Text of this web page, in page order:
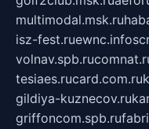
multimodal.msk.ru
isz-fest.ruewnc.info
volnav.spb.ru
tesiaes.rucard.com.ru
gildiya-kuznecov.ru
griffoncom.spb.ru